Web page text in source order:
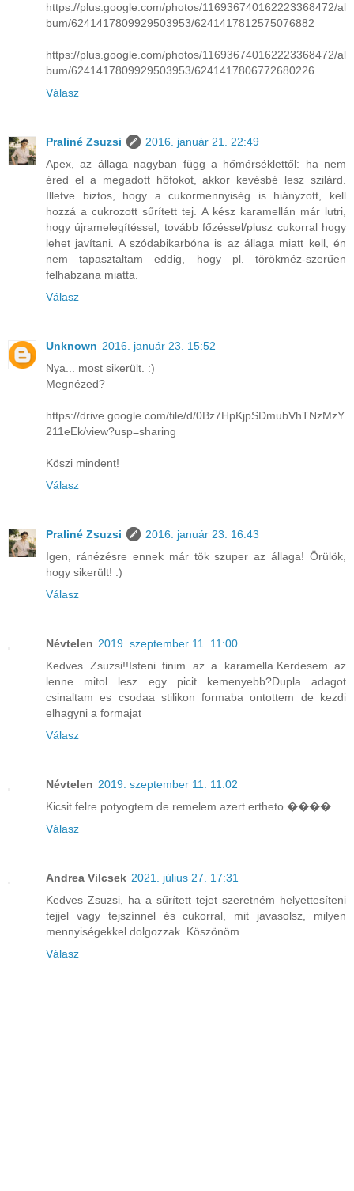
https://plus.google.com/photos/116936740162223368472/al
bum/6241417809929503953/6241417812575076882
https://plus.google.com/photos/116936740162223368472/al
bum/6241417809929503953/6241417806772680226
Válasz
Praliné Zsuzsi
2016. január 21. 22:49
Apex, az állaga nagyban függ a hőmérséklettől: ha nem
éred el a megadott hőfokot, akkor kevésbé lesz szilárd.
Illetve biztos, hogy a cukormennyiség is hiányzott, kell
hozzá a cukrozott sűrített tej. A kész karamellán már lutri,
hogy újramelegítéssel, tovább főzéssel/plusz cukorral hogy
lehet javítani. A szódabikarbóna is az állaga miatt kell, én
nem tapasztaltam eddig, hogy pl. törökméz-szerűen
felhabzana miatta.
Válasz
Unknown 2016. január 23. 15:52
Nya... most sikerült. :)
Megnézed?
https://drive.google.com/file/d/0Bz7HpKjpSDmubVhTNzMzY
211eEk/view?usp=sharing
Köszi mindent!
Válasz
Praliné Zsuzsi
2016. január 23. 16:43
Igen, ránézésre ennek már tök szuper az állaga! Örülök,
hogy sikerült! :)
Válasz
Névtelen 2019. szeptember 11. 11:00
Kedves Zsuzsi!!Isteni finim az a karamella.Kerdesem az
lenne mitol lesz egy picit kemenyebb?Dupla adagot
csinaltam es csodaa stilikon formaba ontottem de kezdi
elhagyni a formajat
Válasz
Névtelen 2019. szeptember 11. 11:02
Kicsit felre potyogtem de remelem azert ertheto ����
Válasz
Andrea Vilcsek 2021. július 27. 17:31
Kedves Zsuzsi, ha a sűrített tejet szeretném helyettesíteni
tejjel vagy tejszínnel és cukorral, mit javasolsz, milyen
mennyiségekkel dolgozzak. Köszönöm.
Válasz